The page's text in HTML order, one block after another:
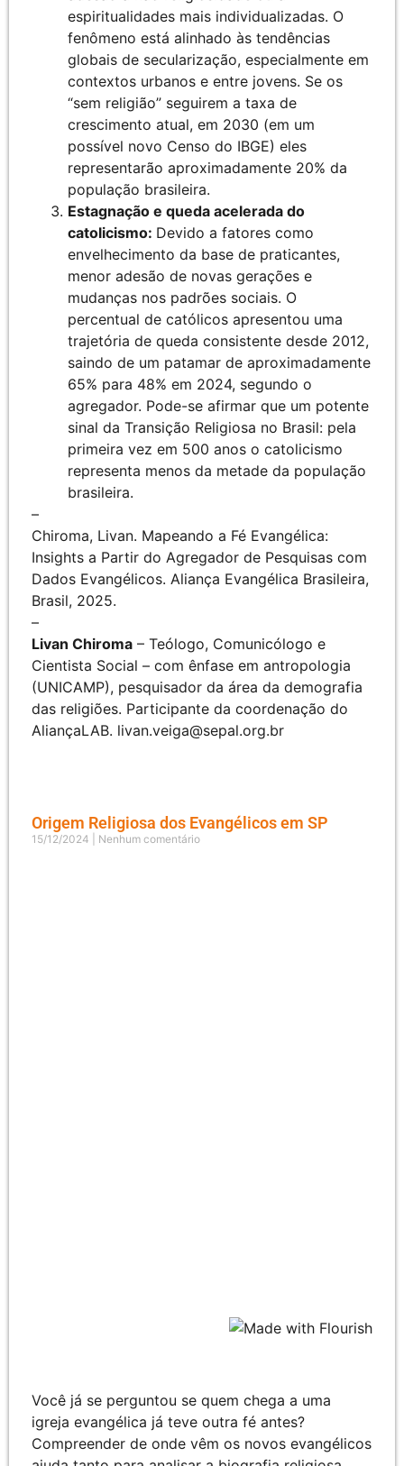
espiritualidades mais individualizadas. O
fenômeno está alinhado às tendências
globais de secularização, especialmente em
contextos urbanos e entre jovens. Se os
“sem religião” seguirem a taxa de
crescimento atual, em 2030 (em um
possível novo Censo do IBGE) eles
representarão aproximadamente 20% da
população brasileira.
Estagnação e queda acelerada do
catolicismo: Devido a fatores como
envelhecimento da base de praticantes,
menor adesão de novas gerações e
mudanças nos padrões sociais. O
percentual de católicos apresentou uma
trajetória de queda consistente desde 2012,
saindo de um patamar de aproximadamente
65% para 48% em 2024, segundo o
agregador. Pode-se afirmar que um potente
sinal da Transição Religiosa no Brasil: pela
primeira vez em 500 anos o catolicismo
representa menos da metade da população
brasileira.
–
Chiroma, Livan. Mapeando a Fé Evangélica:
Insights a Partir do Agregador de Pesquisas com
Dados Evangélicos. Aliança Evangélica Brasileira,
Brasil, 2025.
–
Livan Chiroma – Teólogo, Comunicólogo e
Cientista Social – com ênfase em antropologia
(UNICAMP), pesquisador da área da demografia
das religiões. Participante da coordenação do
AliançaLAB. livan.veiga@sepal.org.br
Origem Religiosa dos Evangélicos em SP
15/12/2024 Nenhum comentário
Você já se perguntou se quem chega a uma
igreja evangélica já teve outra fé antes?
Compreender de onde vêm os novos evangélicos